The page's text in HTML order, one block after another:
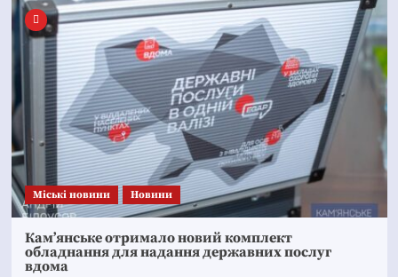
Mіські новини Новини
Кам’янське отримало новий комплект
обладнання для надання державних послуг
вдома